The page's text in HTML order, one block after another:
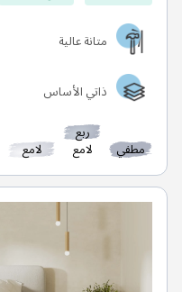
متانة عالية
ذاتي الأساس
مطفي
ربع
لامع لامع